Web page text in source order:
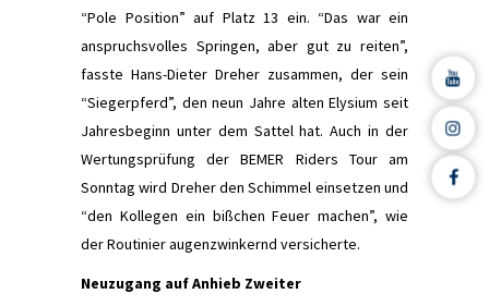
“Pole Position” auf Platz 13 ein. “Das war ein
anspruchsvolles Springen, aber gut zu reiten”,
fasste Hans-Dieter Dreher zusammen, der sein
“Siegerpferd”, den neun Jahre alten Elysium seit
Jahresbeginn unter dem Sattel hat. Auch in der
Wertungsprüfung der BEMER Riders Tour am
Sonntag wird Dreher den Schimmel einsetzen und
“den Kollegen ein bißchen Feuer machen”, wie
der Routinier augenzwinkernd versicherte.
Neuzugang auf Anhieb Zweiter